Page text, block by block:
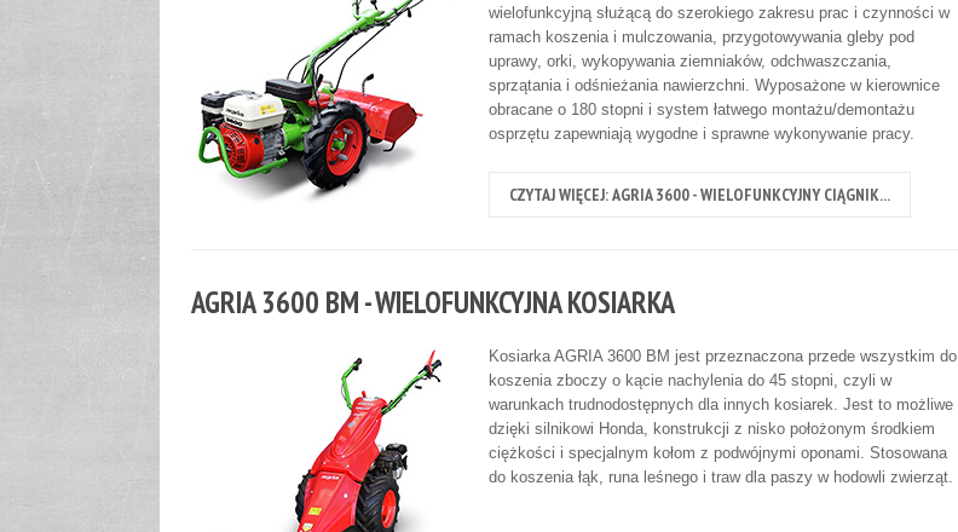
wielofunkcyjną służącą do szerokiego zakresu prac i czynności w
ramach koszenia i mulczowania, przygotowywania gleby pod
uprawy, orki, wykopywania ziemniaków, odchwaszczania,
sprzątania i odśnieżania nawierzchni. Wyposażone w kierownice
obracane o 180 stopni i system łatwego montażu/demontażu
osprzętu zapewniają wygodne i sprawne wykonywanie pracy.
CZYTAJ WIĘCEJ: AGRIA 3600 - WIELOFUNKCYJNY CIĄGNIK...
AGRIA 3600 BM - WIELOFUNKCYJNA KOSIARKA
Kosiarka AGRIA 3600 BM jest przeznaczona przede wszystkim do
koszenia zboczy o kącie nachylenia do 45 stopni, czyli w
warunkach trudnodostępnych dla innych kosiarek. Jest to możliwe
dzięki silnikowi Honda, konstrukcji z nisko położonym środkiem
ciężkości i specjalnym kołom z podwójnymi oponami. Stosowana
do koszenia łąk, runa leśnego i traw dla paszy w hodowli zwierząt.